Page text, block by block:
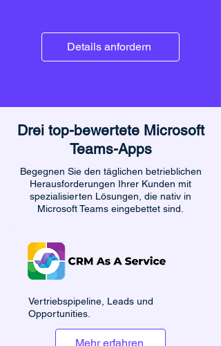
Details anfordern
Drei top-bewertete Microsoft
Teams-Apps
Begegnen Sie den täglichen betrieblichen
Herausforderungen Ihrer Kunden mit
spezialisierten Lösungen, die nativ in
Microsoft Teams eingebettet sind.
Vertriebspipeline, Leads und
Opportunities.
Mehr erfahren